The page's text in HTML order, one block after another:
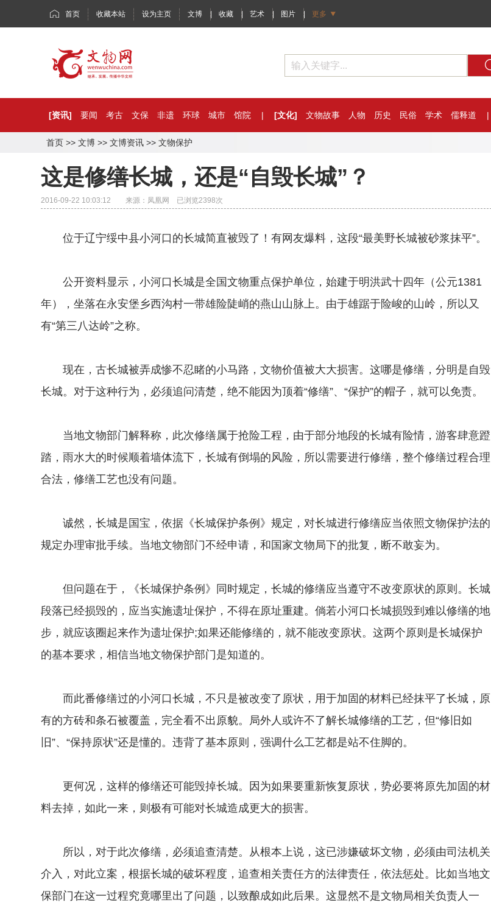
首页 收藏本站 设为主页 文博 | 收藏 | 艺术 | 图片 | 更多
[资讯] 要闻 考古 文保 非遗 环球 城市 馆院 | [文化] 文物故事 人物 历史 民俗 学术 儒释道 |
首页 >> 文博 >> 文博资讯 >> 文物保护
这是修缮长城，还是“自毁长城”？
2016-09-22 10:03:12 来源：凤凰网 已浏览2398次
位于辽宁绥中县小河口的长城简直被毁了！有网友爆料，这段“最美野长城被砂浆抹平”。
公开资料显示，小河口长城是全国文物重点保护单位，始建于明洪武十四年（公元1381
年），坐落在永安堡乡西沟村一带雄险陡峭的燕山山脉上。由于雄踞于险峻的山岭，所以又
有“第三八达岭”之称。
现在，古长城被弄成惨不忍睹的小马路，文物价值被大大损害。这哪是修缮，分明是自毁
长城。对于这种行为，必须追问清楚，绝不能因为顶着“修缮”、“保护”的帽子，就可以免责。
当地文物部门解释称，此次修缮属于抢险工程，由于部分地段的长城有险情，游客肆意蹬
踏，雨水大的时候顺着墙体流下，长城有倒塌的风险，所以需要进行修缮，整个修缮过程合理
合法，修缮工艺也没有问题。
诚然，长城是国宝，依据《长城保护条例》规定，对长城进行修缮应当依照文物保护法的
规定办理审批手续。当地文物部门不经申请，和国家文物局下的批复，断不敢妄为。
但问题在于，《长城保护条例》同时规定，长城的修缮应当遵守不改变原状的原则。长城
段落已经损毁的，应当实施遗址保护，不得在原址重建。倘若小河口长城损毁到难以修缮的地
步，就应该圈起来作为遗址保护;如果还能修缮的，就不能改变原状。这两个原则是长城保护
的基本要求，相信当地文物保护部门是知道的。
而此番修缮过的小河口长城，不只是被改变了原状，用于加固的材料已经抹平了长城，原
有的方砖和条石被覆盖，完全看不出原貌。局外人或许不了解长城修缮的工艺，但“修旧如
旧”、“保持原状”还是懂的。违背了基本原则，强调什么工艺都是站不住脚的。
更何况，这样的修缮还可能毁掉长城。因为如果要重新恢复原状，势必要将原先加固的材
料去掉，如此一来，则极有可能对长城造成更大的损害。
所以，对于此次修缮，必须追查清楚。从根本上说，这已涉嫌破坏文物，必须由司法机关
介入，对此立案，根据长城的破坏程度，追查相关责任方的法律责任，依法惩处。比如当地文
保部门在这一过程究竟哪里出了问题，以致酿成如此后果。这显然不是文物局相关负责人一